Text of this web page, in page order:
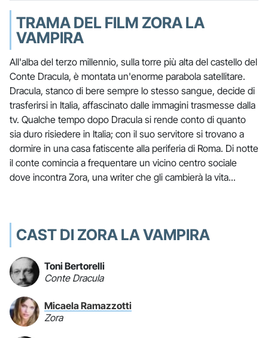
TRAMA DEL FILM ZORA LA
VAMPIRA
All'alba del terzo millennio, sulla torre più alta del castello del
Conte Dracula, è montata un'enorme parabola satellitare.
Dracula, stanco di bere sempre lo stesso sangue, decide di
trasferirsi in Italia, affascinato dalle immagini trasmesse dalla
tv. Qualche tempo dopo Dracula si rende conto di quanto
sia duro risiedere in Italia; con il suo servitore si trovano a
dormire in una casa fatiscente alla periferia di Roma. Di notte
il conte comincia a frequentare un vicino centro sociale
dove incontra Zora, una writer che gli cambierà la vita...
CAST DI ZORA LA VAMPIRA
Toni Bertorelli
Conte Dracula
Micaela Ramazzotti
Zora